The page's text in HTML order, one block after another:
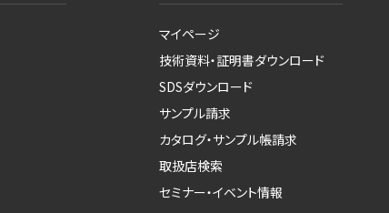
マイページ
技術資料・証明書ダウンロード
SDSダウンロード
サンプル請求
カタログ・サンプル帳請求
取扱店検索
セミナー・イベント情報